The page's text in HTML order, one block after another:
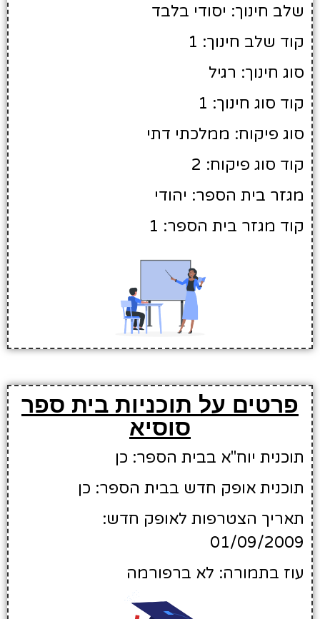
שלב חינוך: יסודי בלבד
קוד שלב חינוך: 1
סוג חינוך: רגיל
קוד סוג חינוך: 1
סוג פיקוח: ממלכתי דתי
קוד סוג פיקוח: 2
מגזר בית הספר: יהודי
קוד מגזר בית הספר: 1
פרטים על תוכניות בית ספר
סוסיא
תוכנית יוח"א בבית הספר: כן
תוכנית אופק חדש בבית הספר: כן
תאריך הצטרפות לאופק חדש:
01/09/2009
עוז בתמורה: לא ברפורמה